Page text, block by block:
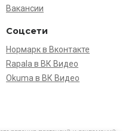
Вакансии
Соцсети
Нормарк в Вконтакте
Rapala в ВК Видео
Okuma в ВК Видео